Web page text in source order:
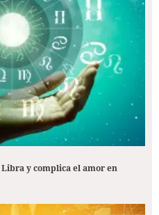
y complica el amor en